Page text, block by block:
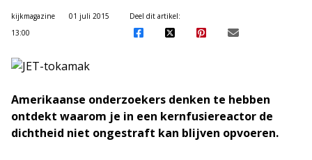
kijkmagazine
01 juli 2015
13:00
Deel dit artikel:
Amerikaanse onderzoekers denken te hebben
ontdekt waarom je in een kernfusiereactor de
dichtheid niet ongestraft kan blijven opvoeren.